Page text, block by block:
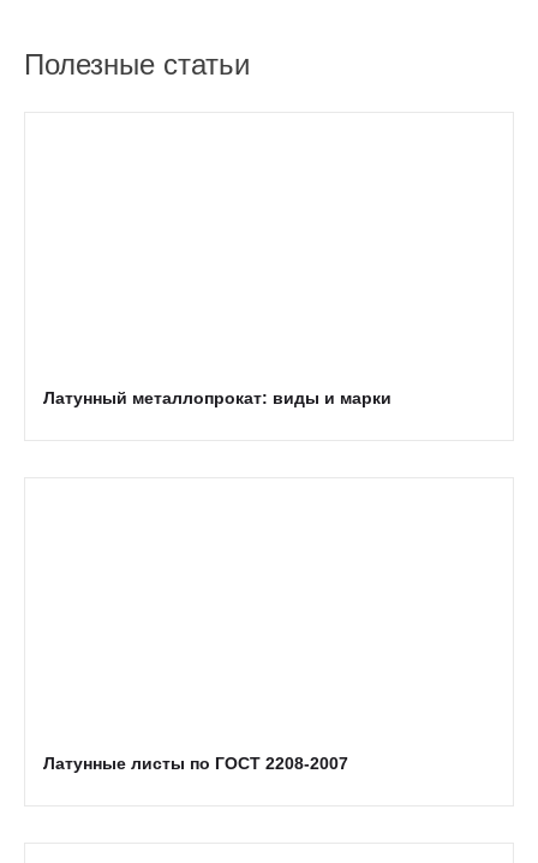
Полезные статьи
Латунный металлопрокат: виды и марки
Латунные листы по ГОСТ 2208-2007